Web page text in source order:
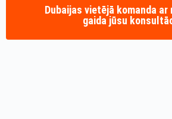
Dubaijas vietējā komanda
gaida jūsu